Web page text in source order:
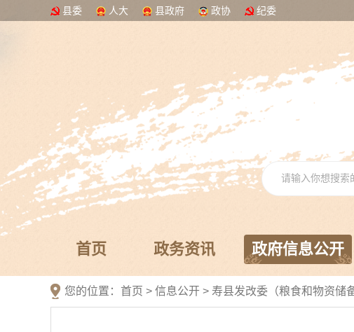
县委 人大 县政府 政协 纪委
首页 政务资讯 政府信息公开
您的位置： 首页 > 信息公开 > 寿县发改委（粮食和物资储